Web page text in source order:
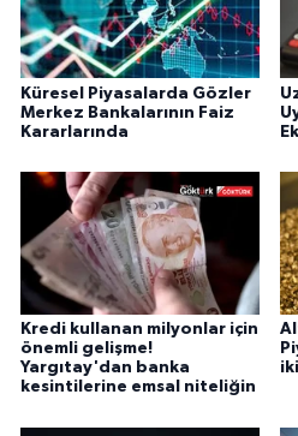
Küresel Piyasalarda Gözler
Merkez Bankalarının Faiz
Kararlarında
Kredi kullanan milyonlar için
önemli gelişme!
Yargıtay'dan banka
kesintilerine emsal niteliğin